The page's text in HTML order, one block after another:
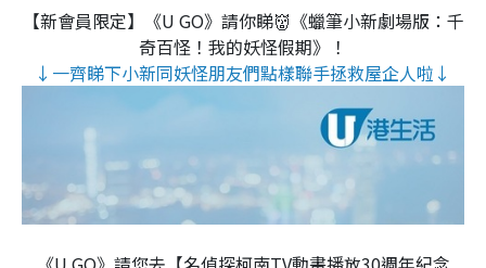
【新會員限定】《U GO》請你睇👹《蠟筆小新劇場版：千
奇百怪！我的妖怪假期》！
↓一齊睇下小新同妖怪朋友們點樣聯手拯救屋企人啦↓